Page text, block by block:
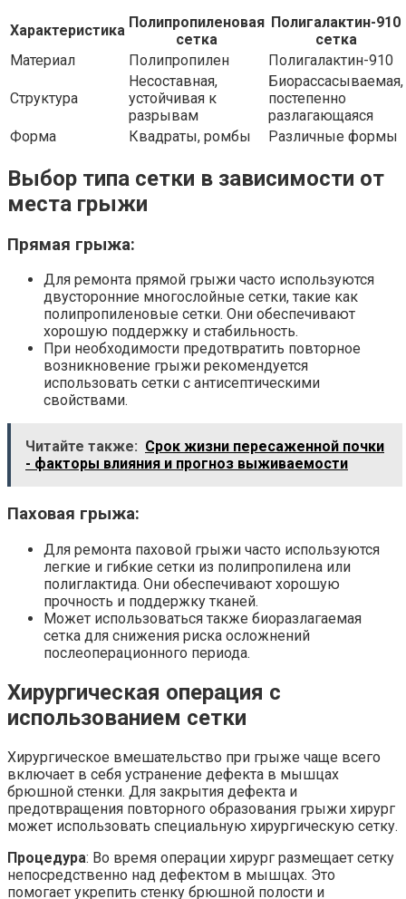
Характеристика Полипропиленовая
сетка
Полигалактин-910
сетка
Материал
Полипропилен Полигалактин-910
Структура
Несоставная,
устойчивая к
разрывам
Биорассасываемая,
постепенно
разлагающаяся
Форма
Квадраты, ромбы Различные формы
Выбор типа сетки в зависимости от
места грыжи
Прямая грыжа:
Для ремонта прямой грыжи часто используются
двусторонние многослойные сетки, такие как
полипропиленовые сетки. Они обеспечивают
хорошую поддержку и стабильность.
При необходимости предотвратить повторное
возникновение грыжи рекомендуется
использовать сетки с антисептическими
свойствами.
Читайте также: Срок жизни пересаженной почки
- факторы влияния и прогноз выживаемости
Паховая грыжа:
Для ремонта паховой грыжи часто используются
легкие и гибкие сетки из полипропилена или
полиглактида. Они обеспечивают хорошую
прочность и поддержку тканей.
Может использоваться также биоразлагаемая
сетка для снижения риска осложнений
послеоперационного периода.
Хирургическая операция с
использованием сетки
Хирургическое вмешательство при грыже чаще всего
включает в себя устранение дефекта в мышцах
брюшной стенки. Для закрытия дефекта и
предотвращения повторного образования грыжи хирург
может использовать специальную хирургическую сетку.
Процедура: Во время операции хирург размещает сетку
непосредственно над дефектом в мышцах. Это
помогает укрепить стенку брюшной полости и